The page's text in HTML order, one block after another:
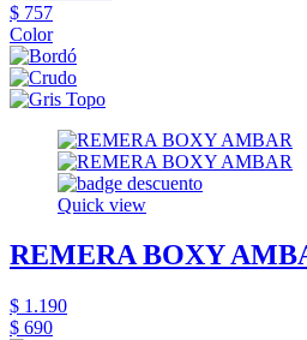
$ 757
Color
Quick view
REMERA BOXY
$ 1.190
$ 690